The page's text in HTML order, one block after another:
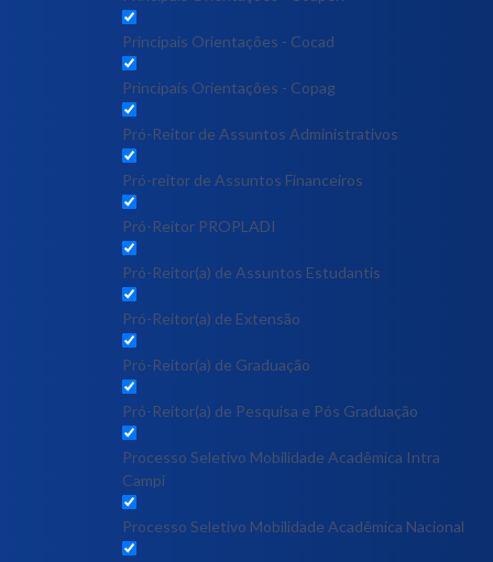
Principais Orientações - Cocad
Principais Orientações - Copag
Pró-Reitor de Assuntos Administrativos
Pró-reitor de Assuntos Financeiros
Pró-Reitor PROPLADI
Pró-Reitor(a) de Assuntos Estudantis
Pró-Reitor(a) de Extensão
Pró-Reitor(a) de Graduação
Pró-Reitor(a) de Pesquisa e Pós Graduação
Processo Seletivo Mobilidade Acadêmica Intra
Campi
Processo Seletivo Mobilidade Acadêmica Nacional